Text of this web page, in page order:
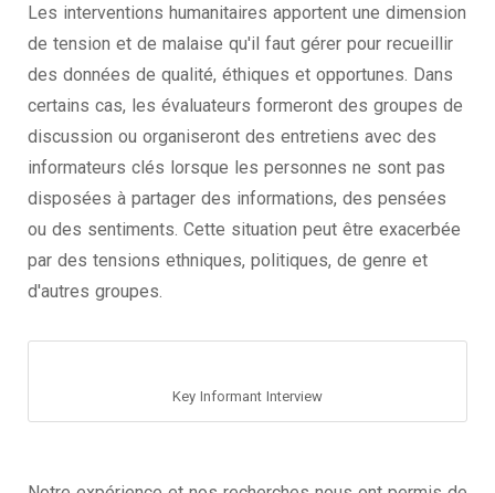
Les interventions humanitaires apportent une dimension
de tension et de malaise qu'il faut gérer pour recueillir
des données de qualité, éthiques et opportunes. Dans
certains cas, les évaluateurs formeront des groupes de
discussion ou organiseront des entretiens avec des
informateurs clés lorsque les personnes ne sont pas
disposées à partager des informations, des pensées
ou des sentiments. Cette situation peut être exacerbée
par des tensions ethniques, politiques, de genre et
d'autres groupes.
Key Informant Interview